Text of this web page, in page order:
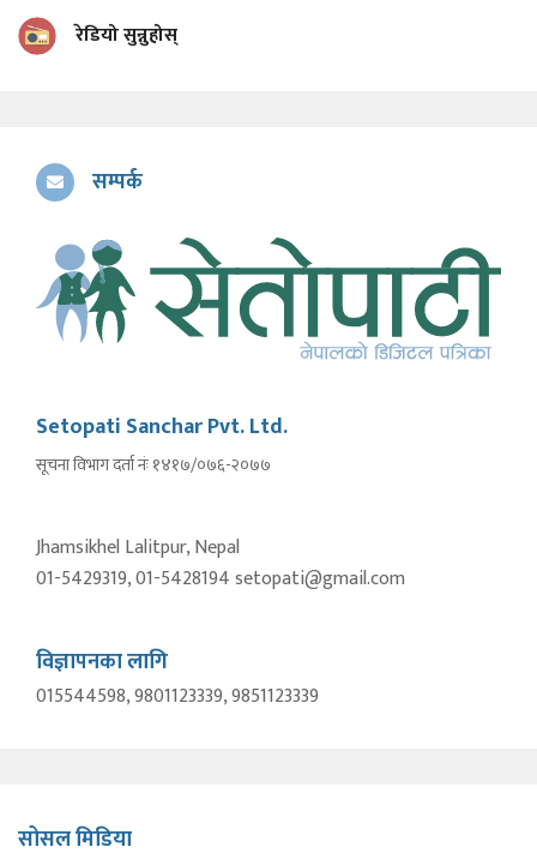
रेडियो सुन्नुहोस्
सम्पर्क
Setopati Sanchar Pvt. Ltd.
सूचना विभाग दर्ता नंः १४१७/०७६-२०७७
Jhamsikhel Lalitpur, Nepal
01-5429319, 01-5428194 setopati@gmail.com
विज्ञापनका लागि
015544598, 9801123339, 9851123339
सोसल मिडिया